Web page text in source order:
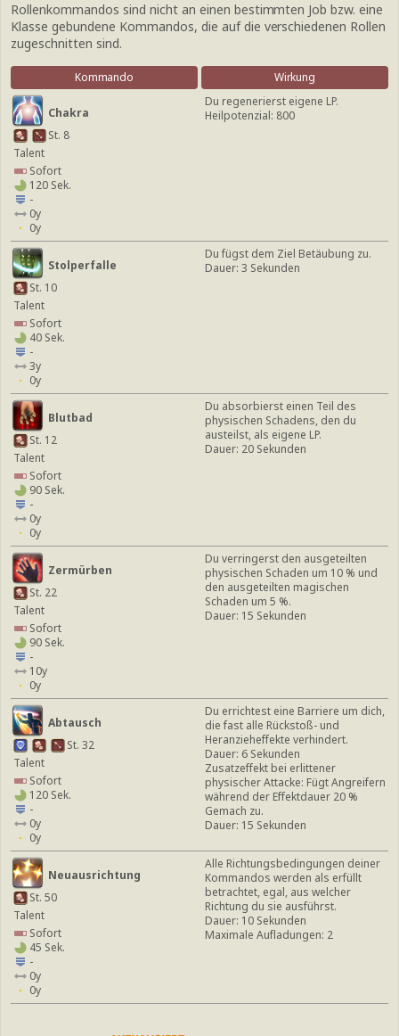
Rollenkommandos sind nicht an einen bestimmten Job bzw. eine
Klasse gebundene Kommandos, die auf die verschiedenen Rollen
zugeschnitten sind.
Kommando Wirkung
Chakra
St. 8
Talent
Sofort
120 Sek.
-
0y
0y
Du regenerierst eigene LP.
Heilpotenzial: 800
Stolperfalle
St. 10
Talent
Sofort
40 Sek.
-
3y
0y
Du fügst dem Ziel Betäubung zu.
Dauer: 3 Sekunden
Blutbad
St. 12
Talent
Sofort
90 Sek.
-
0y
0y
Du absorbierst einen Teil des
physischen Schadens, den du
austeilst, als eigene LP.
Dauer: 20 Sekunden
Zermürben
St. 22
Talent
Sofort
90 Sek.
-
10y
0y
Du verringerst den ausgeteilten
physischen Schaden um 10 % und
den ausgeteilten magischen
Schaden um 5 %.
Dauer: 15 Sekunden
Abtausch
St. 32
Talent
Sofort
120 Sek.
-
0y
0y
Du errichtest eine Barriere um dich,
die fast alle Rückstoß- und
Heranzieheffekte verhindert.
Dauer: 6 Sekunden
Zusatzeffekt bei erlittener
physischer Attacke: Fügt Angreifern
während der Effektdauer 20 %
Gemach zu.
Dauer: 15 Sekunden
Neuausrichtung
St. 50
Talent
Sofort
45 Sek.
-
0y
0y
Alle Richtungsbedingungen deiner
Kommandos werden als erfüllt
betrachtet, egal, aus welcher
Richtung du sie ausführst.
Dauer: 10 Sekunden
Maximale Aufladungen: 2